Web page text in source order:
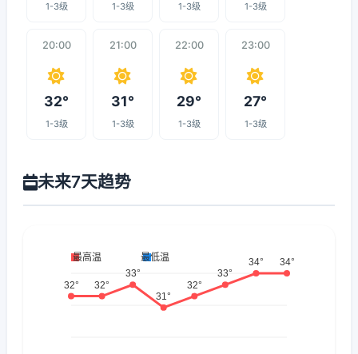
1-3级 1-3级 1-3级 1-3级
20:00
32°
1-3级
21:00
31°
1-3级
22:00
29°
1-3级
23:00
27°
1-3级
未来7天趋势